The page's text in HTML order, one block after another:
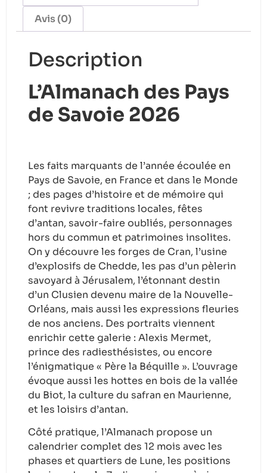
Avis (0)
Description
L’Almanach des Pays
de Savoie 2026
Les faits marquants de l’année écoulée en
Pays de Savoie, en France et dans le Monde
; des pages d’histoire et de mémoire qui
font revivre traditions locales, fêtes
d’antan, savoir-faire oubliés, personnages
hors du commun et patrimoines insolites.
On y découvre les forges de Cran, l’usine
d’explosifs de Chedde, les pas d’un pèlerin
savoyard à Jérusalem, l’étonnant destin
d’un Clusien devenu maire de la Nouvelle-
Orléans, mais aussi les expressions fleuries
de nos anciens. Des portraits viennent
enrichir cette galerie : Alexis Mermet,
prince des radiesthésistes, ou encore
l’énigmatique « Père la Béquille ». L’ouvrage
évoque aussi les hottes en bois de la vallée
du Biot, la culture du safran en Maurienne,
et les loisirs d’antan.
Côté pratique, l’Almanach propose un
calendrier complet des 12 mois avec les
phases et quartiers de Lune, les positions